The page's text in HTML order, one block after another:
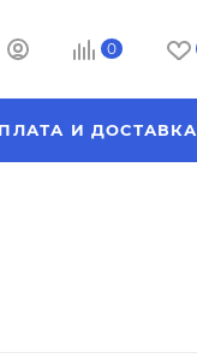
0
И ДОСТАВКА